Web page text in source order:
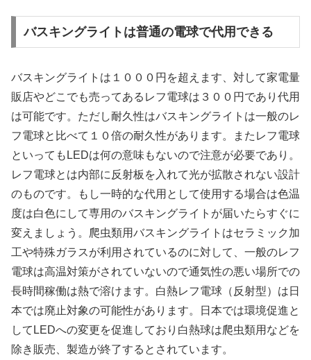
バスキングライトは普通の電球で代用できる
バスキングライトは１０００円を超えます、対して家電量
販店やどこでも売ってあるレフ電球は３００円であり代用
は可能です。ただし耐久性はバスキングライトは一般のレ
フ電球と比べて１０倍の耐久性があります。またレフ電球
といってもLEDは何の意味もないので注意が必要であり。
レフ電球とは内部に反射板を入れて光が拡散されない設計
のものです。もし一時的な代用として使用する場合は色温
度は白色にして専用のバスキングライトが届いたらすぐに
変えましょう。爬虫類用バスキングライトはセラミック加
工や特殊ガラスが利用されているのに対して、一般のレフ
電球は高温対策がされていないので通気性の悪い場所での
長時間稼働は熱で溶けます。白熱レフ電球（反射型）は日
本では廃止対象の可能性があります。日本では環境促進と
してLEDへの変更を促進しており白熱球は爬虫類用などを
除き販売、製造が終了するとされています。